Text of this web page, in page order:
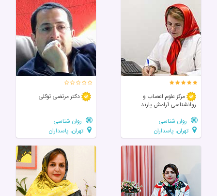
مرکز علوم اعصاب و
روانشناسی آرامش پارند
روان شناسی
تهران، پاسداران
دکتر مرتضی توکلی
روان شناسی
تهران، پاسداران